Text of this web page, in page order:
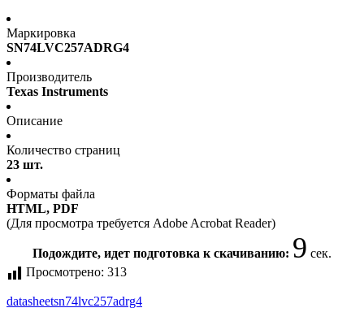
Маркировка
SN74LVC257ADRG4
Производитель
Texas Instruments
Описание
Количество страниц
23 шт.
Форматы файла
HTML, PDF
(Для просмотра требуется Adobe Acrobat Reader)
Подождите, идет подготовка к скачиванию: 9 сек.
Просмотрено: 313
datasheetsn74lvc257adrg4